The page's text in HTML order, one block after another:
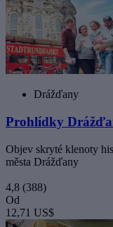
Drážďany
Prohlídky
Objev skryté klenoty
města Drážďany
4,8 (388)
Od
12,71 US$